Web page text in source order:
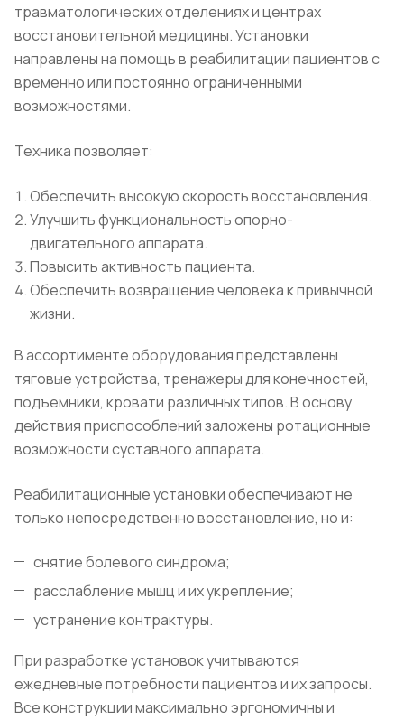
травматологических отделениях и центрах
восстановительной медицины. Установки
направлены на помощь в реабилитации пациентов с
временно или постоянно ограниченными
возможностями.
Техника позволяет:
Обеспечить высокую скорость восстановления.
Улучшить функциональность опорно-
двигательного аппарата.
Повысить активность пациента.
Обеспечить возвращение человека к привычной
жизни.
В ассортименте оборудования представлены
тяговые устройства, тренажеры для конечностей,
подъемники, кровати различных типов. В основу
действия приспособлений заложены ротационные
возможности суставного аппарата.
Реабилитационные установки обеспечивают не
только непосредственно восстановление, но и:
снятие болевого синдрома;
расслабление мышц и их укрепление;
устранение контрактуры.
При разработке установок учитываются
ежедневные потребности пациентов и их запросы.
Все конструкции максимально эргономичны и